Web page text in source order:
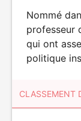
Nommé
professeur
qui ont
politique
CLASSEMENT